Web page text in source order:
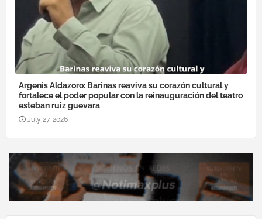
Argenis Aldazoro: Barinas reaviva su corazón cultural y
fortalece el poder popular con la reinauguración del teatro
esteban ruiz guevara
July 27, 2026